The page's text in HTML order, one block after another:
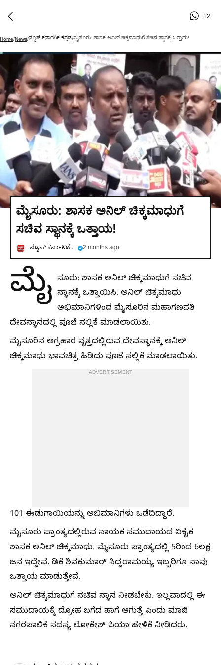
12
Home/News/ನ್ಯೂಸ್ ಕರ್ನಾಟಕ ಕನ್ನಡ/ಮೈಸೂರು: ಶಾಸಕ ಅನಿಲ್ ಚಿಕ್ಕಮಾಧುಗೆ ಸಚಿವ ಸ್ಥಾನಕ್ಕೆ ಒತ್ತಾಯ!
ಮೈಸೂರು: ಶಾಸಕ ಅನಿಲ್ ಚಿಕ್ಕಮಾಧುಗೆ
ಸಚಿವ ಸ್ಥಾನಕ್ಕೆ ಒತ್ತಾಯ!
ನ್ಯೂಸ್ ಕರ್ನಾಟಕ ಕನ್ನಡ 2 months ago
ಮೈ ಸೂರು: ಶಾಸಕ ಅನಿಲ್ ಚಿಕ್ಕಮಾಧುಗೆ ಸಚಿವ
ಸ್ಥಾನಕ್ಕೆ ಒತ್ತಾಯಿಸಿ, ಅನಿಲ್ ಚಿಕ್ಕಮಾಧು
ಅಭಿಮಾನಿಗಳಿಂದ ಮೈಸೂರಿನ ಮಹಾಗಣಪತಿ
ದೇವಸ್ಥಾನದಲ್ಲಿ ಪೂಜೆ ಸಲ್ಲಿಕೆ ಮಾಡಲಾಯಿತು.
ಮೈಸೂರಿನ ಅಗ್ರಹಾರ ವೃತ್ತದಲ್ಲಿರುವ ದೇವಸ್ಥಾನಕ್ಕೆ ಅನಿಲ್
ಚಿಕ್ಕಮಾಧು ಭಾವಚಿತ್ರ ಹಿಡಿದು ಪೂಜೆ ಸಲ್ಲಿಕೆ ಮಾಡಲಾಯಿತು.
ADVERTISEMENT
101 ಈಡುಗಾಯಿಯನ್ನು ಅಭಿಮಾನಿಗಳು ಒಡೆದಿದ್ದಾರೆ.
ಮೈಸೂರು ಪ್ರಾಂತ್ಯದಲ್ಲಿರುವ ನಾಯಕ ಸಮುದಾಯದ ಏಕೈಕ
ಶಾಸಕ ಅನಿಲ್ ಚಿಕ್ಕಮಾಧು. ಮೈಸೂರು ಪ್ರಾಂತ್ಯದಲ್ಲಿ 5ರಿಂದ 6ಲಕ್ಷ
ಜನ ಇದ್ದೇವೆ. ಡಿಕೆ ಶಿವಕುಮಾರ್ ಸಿದ್ದರಾಮಯ್ಯ ಇಬ್ಬರಿಗೂ ನಾವು
ಒತ್ತಾಯ ಮಾಡುತ್ತೇವೆ.
ಅನಿಲ್ ಚಿಕ್ಕಮಾಧುಗೆ ಸಚಿವ ಸ್ಥಾನ ನೀಡಬೇಕು. ಇಲ್ಲವಾದಲ್ಲಿ ಈ
ಸಮುದಾಯಕ್ಕೆ ದ್ರೋಹ ಬಗೆದ ಹಾಗೆ ಆಗುತ್ತೆ ಎಂದು ಮಾಜಿ
ನಗರಪಾಲಿಕೆ ಸದಸ್ಯ ಲೋಕೇಶ್ ಪಿಯಾ ಹೇಳಿಕೆ ನೀಡಿದರು.